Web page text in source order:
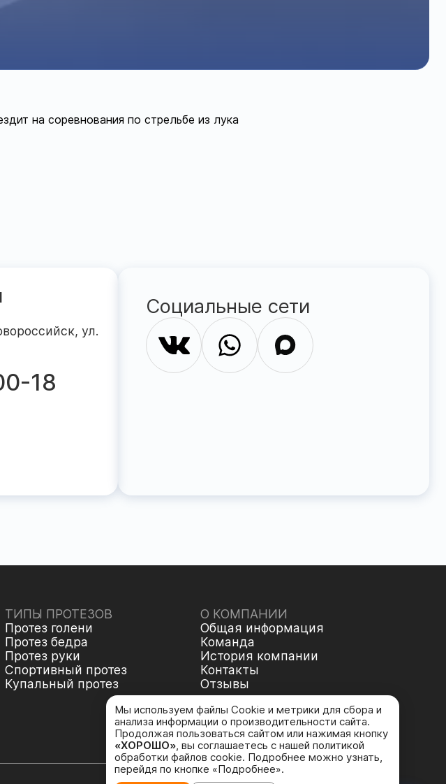
на соревнования по стрельбе из лука
ул.
18
Социальные сети
ТИПЫ ПРОТЕЗОВ
Протез голени
Протез бедра
Протез руки
Спортивный протез
Купальный протез
О КОМПАНИИ
Общая информация
Команда
История компании
Контакты
Отзывы
Мы используем файлы Cookie и метрики для сбора и
анализа информации о производительности сайта.
Продолжая пользоваться сайтом или нажимая кнопку
«ХОРОШО», вы соглашаетесь с нашей политикой
обработки файлов cookie. Подробнее можно узнать,
перейдя по кнопке «Подробнее».